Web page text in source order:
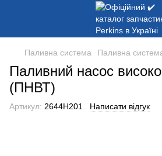
Паливна система Паливна
Паливний насос
(ПНВТ)
Артикул: 2644H201 Написати відгук